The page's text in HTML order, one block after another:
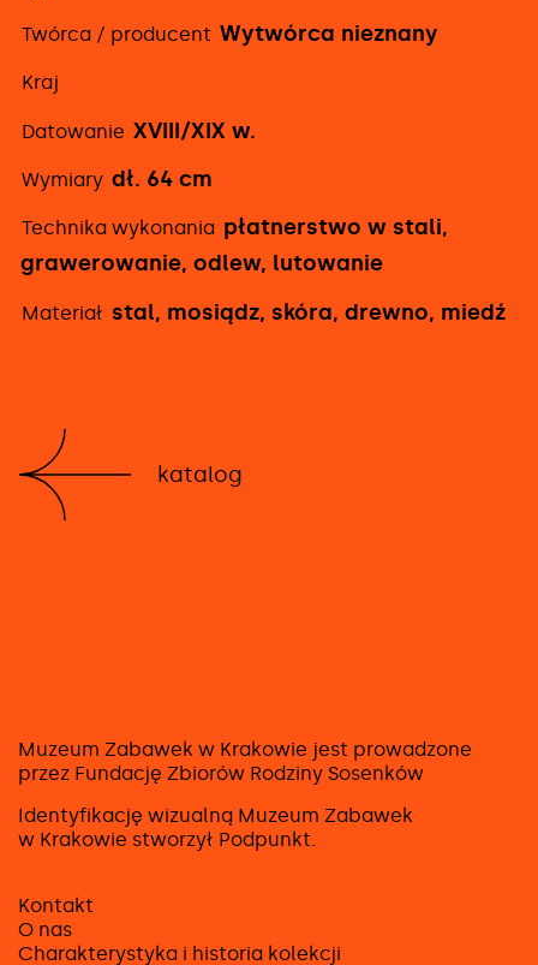
informacje
Twórca / producent Wytwórca nieznany
Kraj
Datowanie XVIII/XIX w.
Wymiary dł. 64 cm
Technika wykonania płatnerstwo w stali,
grawerowanie, odlew, lutowanie
Materiał stal, mosiądz, skóra, drewno, miedź
katalog
Muzeum Zabawek w Krakowie jest prowadzone
przez Fundację Zbiorów Rodziny Sosenków
Identyfikację wizualną Muzeum Zabawek
w Krakowie stworzył Podpunkt
Kontakt
O nas
Charakterystyka i historia kolekcji